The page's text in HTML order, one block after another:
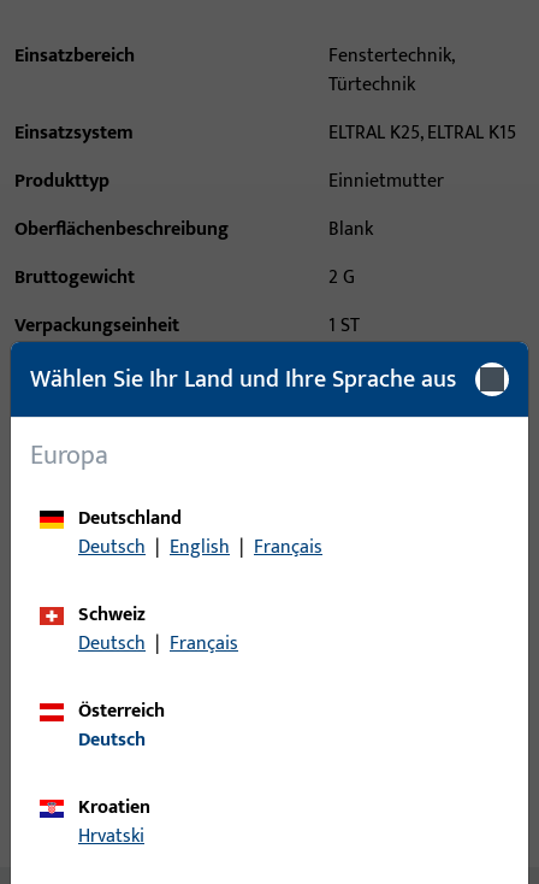
Einsatzbereich
Fenstertechnik,
Türtechnik
Einsatzsystem
ELTRAL K25, ELTRAL K15
Produkttyp
Einnietmutter
Oberflächenbeschreibung
Blank
Bruttogewicht
2 G
Verpackungseinheit
1 ST
Mindestbestelleinheit
1 ST
Anmeldung
Bitte melden Sie sich mit Ihren Kundendaten an um eine
Preisinformation zu erhalten oder Artikel zu bestellen
Produktbeschreibung
Technische Daten
Wählen Sie Ihr Land und Ihre Sprache aus
Europa
Deutschland
Deutsch | English | Français
Schweiz
Deutsch | Français
Österreich
Deutsch
Kroatien
Hrvatski